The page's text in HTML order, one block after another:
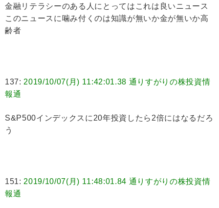
金融リテラシーのある人にとってはこれは良いニュース
このニュースに噛み付くのは知識が無いか金が無いか高
齢者
137: 2019/10/07(月) 11:42:01.38 通りすがりの株投資情
報通
S&P500インデックスに20年投資したら2倍にはなるだろ
う
151: 2019/10/07(月) 11:48:01.84 通りすがりの株投資情
報通